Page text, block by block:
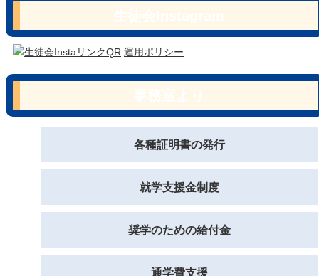
運用ポリシー
各種証明書の発行
就学支援金制度
奨学のための給付金
通学費支援